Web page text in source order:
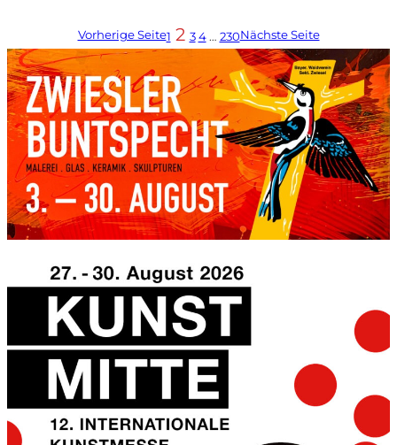
Vorherige Seite1 2 3 4 … 230Nächste Seite